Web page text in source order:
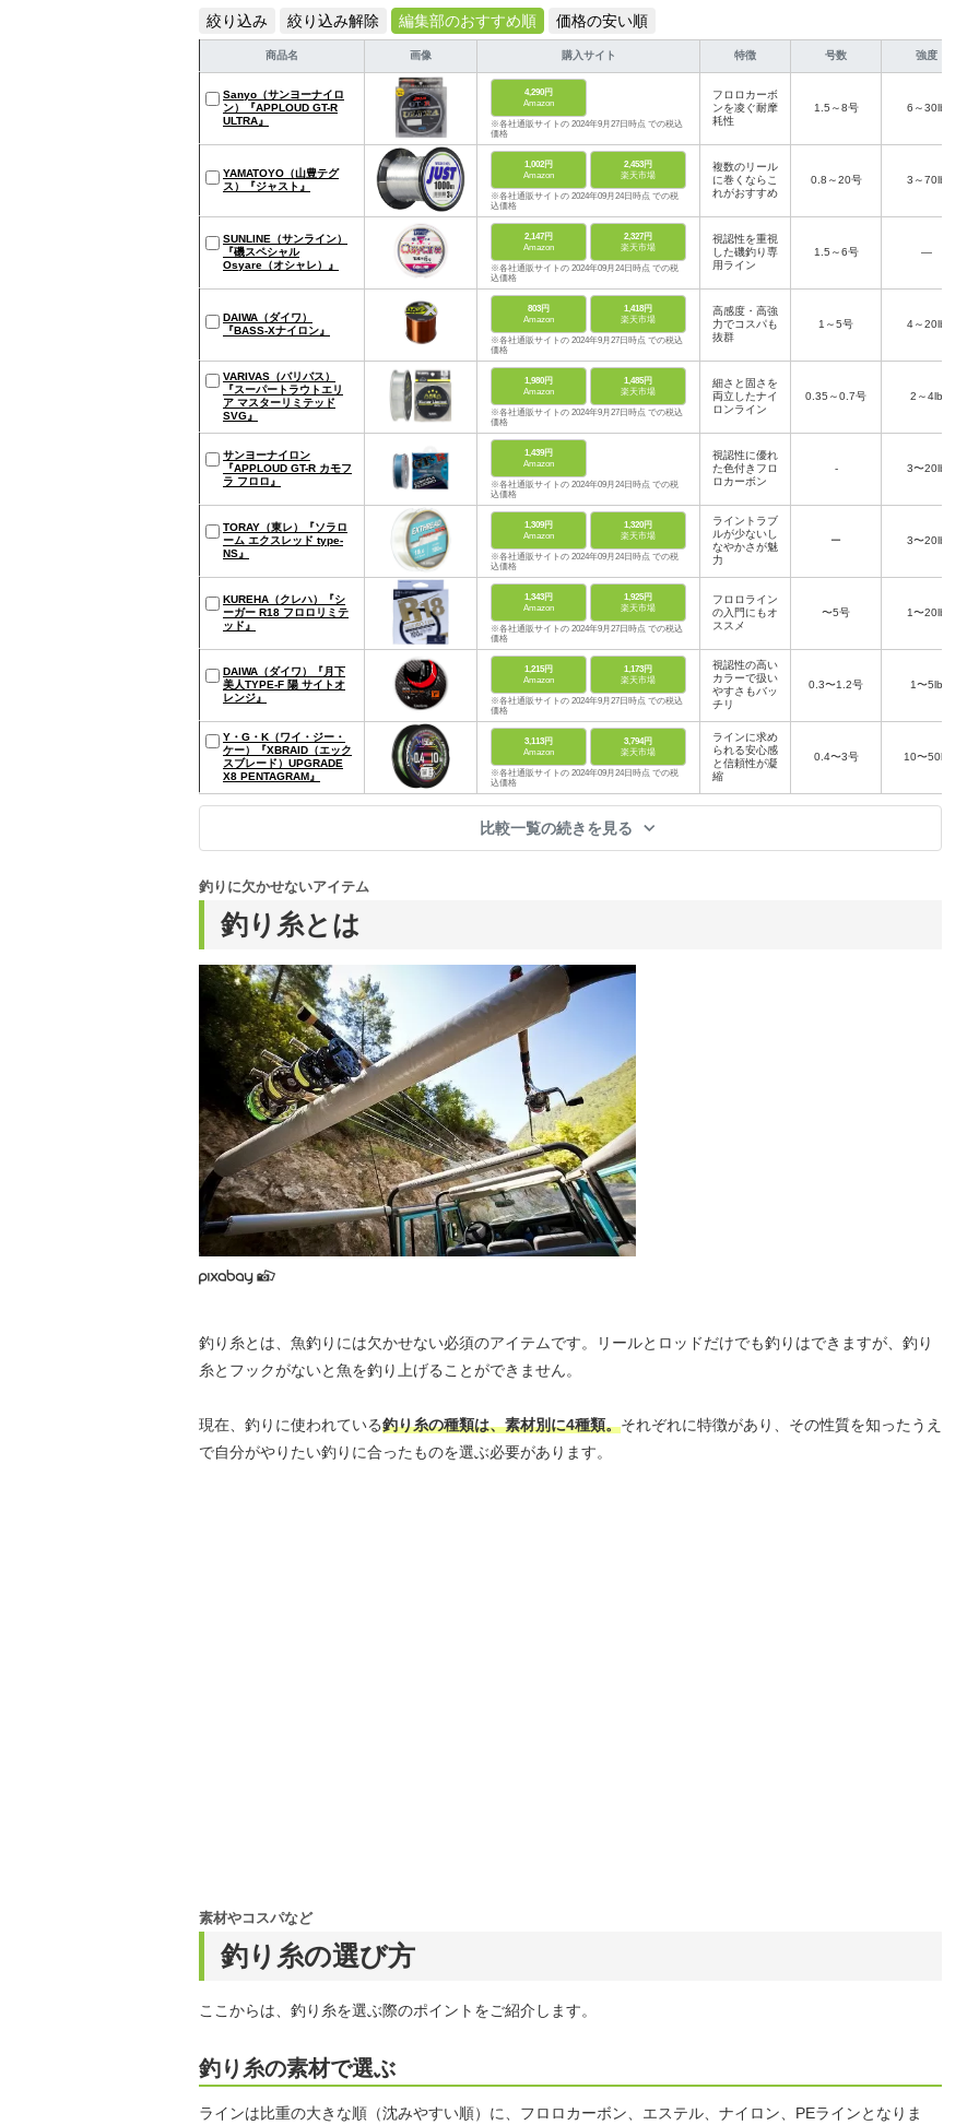
絞り込み 絞り込み解除 編集部のおすすめ順 価格の安い順
商品名 画像 購入サイト 特徴 号数 強度
Sanyo（サンヨーナイロ
ン）『APPLOUD GT-R
ULTRA』
4,290円
Amazon
※各社通販サイトの 2024年9月27日時点 での税込
価格
フロロカーボ
ンを凌ぐ耐摩
耗性
1.5～8号 6～30lb
YAMATOYO（山豊テグ
ス）『ジャスト』
1,002円
Amazon
2,453円
楽天市場
※各社通販サイトの 2024年09月24日時点 での税
込価格
複数のリール
に巻くならこ
れがおすすめ
0.8～20号 3～70lb
SUNLINE（サンライン）
『磯スペシャル
Osyare（オシャレ）』
2,147円
Amazon
2,327円
楽天市場
※各社通販サイトの 2024年09月24日時点 での税
込価格
視認性を重視
した磯釣り専
用ライン
1.5～6号 ―
DAIWA（ダイワ）
『BASS-Xナイロン』
803円
Amazon
1,418円
楽天市場
※各社通販サイトの 2024年9月27日時点 での税込
価格
高感度・高強
力でコスパも
抜群
1～5号 4～20lb
VARIVAS（バリバス）
『スーパートラウトエリ
ア マスターリミテッド
SVG』
1,980円
Amazon
1,485円
楽天市場
※各社通販サイトの 2024年9月27日時点 での税込
価格
細さと固さを
両立したナイ
ロンライン
0.35～0.7号 2～4lb
サンヨーナイロン
『APPLOUD GT-R カモフ
ラ フロロ』
1,439円
Amazon
※各社通販サイトの 2024年09月24日時点 での税
込価格
視認性に優れ
た色付きフロ
ロカーボン
- 3〜20lb
TORAY（東レ）『ソラロ
ーム エクスレッド type-
NS』
1,309円
Amazon
1,320円
楽天市場
※各社通販サイトの 2024年09月24日時点 での税
込価格
ライントラブ
ルが少ないし
なやかさが魅
力
ー 3〜20lb
KUREHA（クレハ）『シ
ーガー R18 フロロリミテ
ッド』
1,343円
Amazon
1,925円
楽天市場
※各社通販サイトの 2024年9月27日時点 での税込
価格
フロロライン
の入門にもオ
ススメ
〜5号 1〜20lb
DAIWA（ダイワ）『月下
美人TYPE-F 陽 サイトオ
レンジ』
1,215円
Amazon
1,173円
楽天市場
※各社通販サイトの 2024年9月27日時点 での税込
価格
視認性の高い
カラーで扱い
やすさもバッ
チリ
0.3〜1.2号 1〜5lb
Y・G・K（ワイ・ジー・
ケー）『XBRAID（エック
スブレード）UPGRADE
X8 PENTAGRAM』
3,113円
Amazon
3,794円
楽天市場
※各社通販サイトの 2024年09月24日時点 での税
込価格
ラインに求め
られる安心感
と信頼性が凝
縮
0.4〜3号 10〜50lb
比較一覧の続きを見る
釣り糸とは
釣りに欠かせないアイテム
釣り糸とは、魚釣りには欠かせない必須のアイテムです。リールとロッドだけでも釣りはできますが、釣り
糸とフックがないと魚を釣り上げることができません。
現在、釣りに使われている釣り糸の種類は、素材別に4種類。それぞれに特徴があり、その性質を知ったうえ
で自分がやりたい釣りに合ったものを選ぶ必要があります。
釣り糸の選び方
素材やコスパなど
ここからは、釣り糸を選ぶ際のポイントをご紹介します。
釣り糸の素材で選ぶ
ラインは比重の大きな順（沈みやすい順）に、フロロカーボン、エステル、ナイロン、PEラインとなりま